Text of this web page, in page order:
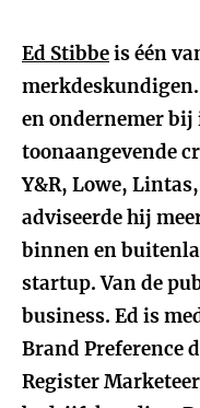
Ed Stibbeis één
merkdeskundigen.
en ondernemer
toonaangevende
Y&R, Lowe,
adviseerde hij
binnen en
startup. Van de
business. Ed is
Brand Preference
Register